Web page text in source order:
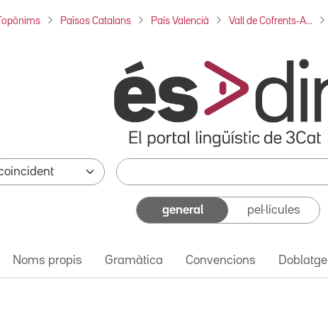
Topònims Països Catalans País Valencià Vall de Cofrents-A...
general pel·lícules
Noms propis Gramàtica Convencions Doblatge